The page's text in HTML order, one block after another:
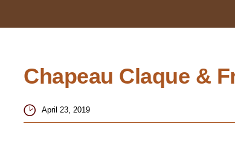
Chapeau Claque &
April 23, 2019